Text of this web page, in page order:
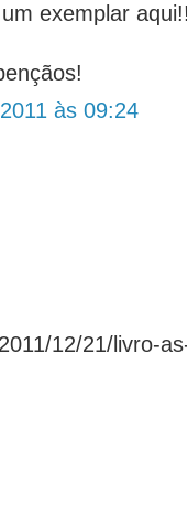
exemplar
às 09:24
12/21/livro-